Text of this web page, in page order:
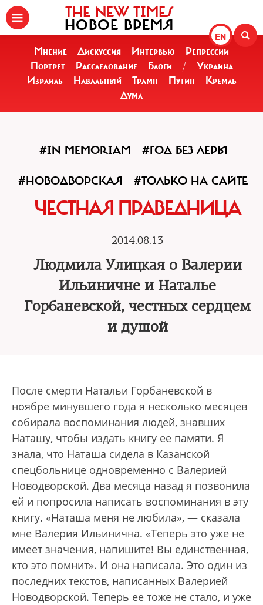
EN
THE NEW TIMES
НОВОЕ ВРЕМЯ
Мнение Дискуссия Интервью
Репрессии
Портрет
Расследование Блоги /
Украина
Израиль
Навальный Трамп Путин
Кремль
Дума
#IN MEMORIAM #ГОД БЕЗ ЛЕРЫ
#НОВОДВОРСКАЯ #ТОЛЬКО НА САЙТЕ
ЧЕСТНАЯ ПРАВЕДНИЦА
2014.08.13
Людмила Улицкая о Валерии
Ильиничне и Наталье
Горбаневской, честных сердцем
и душой
После смерти Натальи Горбаневской в
ноябре минувшего года я несколько месяцев
собирала воспоминания людей, знавших
Наташу, чтобы издать книгу ее памяти. Я
знала, что Наташа сидела в Казанской
спецбольнице одновременно с Валерией
Новодворской. Два месяца назад я позвонила
ей и попросила написать воспоминания в эту
книгу. «Наташа меня не любила», — сказала
мне Валерия Ильинична. «Теперь это уже не
имеет значения, напишите! Вы единственная,
кто это помнит». И она написала. Это один из
последних текстов, написанных Валерией
Новодворской. Теперь ее тоже не стало, и уже